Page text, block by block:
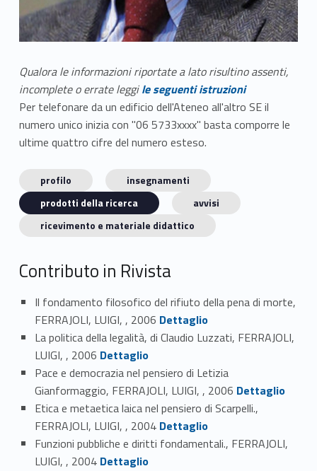
Qualora le informazioni riportate a lato risultino assenti,
incomplete o errate leggile seguenti istruzioni
Per telefonare da un edificio dell'Ateneo all'altro SE il
numero unico inizia con "06 5733xxxx" basta comporre le
ultime quattro cifre del numero esteso.
profilo
insegnamenti
prodotti della ricerca
avvisi
ricevimento e materiale didattico
Contributo in Rivista
Il fondamento filosofico del rifiuto della pena di morte,
FERRAJOLI, LUIGI, , 2006 Link identifier #identifier_person_30091-1Dettaglio
La politica della legalità, di Claudio Luzzati, FERRAJOLI,
LUIGI, , 2006 Link identifier #identifier_person_152616-2Dettaglio
Pace e democrazia nel pensiero di Letizia
Gianformaggio, FERRAJOLI, LUIGI, , 2006 Link identifier #identifier_person_80110-3Dettaglio
Etica e metaetica laica nel pensiero di Scarpelli.,
FERRAJOLI, LUIGI, , 2004 Link identifier #identifier_person_190180-4Dettaglio
Funzioni pubbliche e diritti fondamentali., FERRAJOLI,
LUIGI, , 2004 Link identifier #identifier_person_180335-5Dettaglio